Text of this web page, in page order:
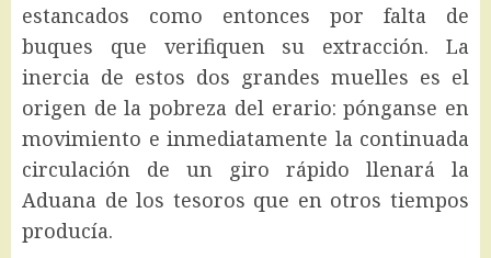
estancados como entonces por falta de
buques que verifiquen su extracción. La
inercia de estos dos grandes muelles es el
origen de la pobreza del erario: pónganse en
movimiento e inmediatamente la continuada
circulación de un giro rápido llenará la
Aduana de los tesoros que en otros tiempos
producía.